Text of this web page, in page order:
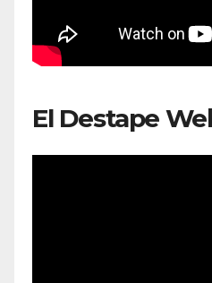
El Destape